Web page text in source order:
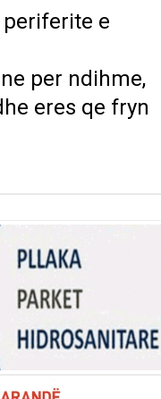
e
per ndihme,
eres qe fryn